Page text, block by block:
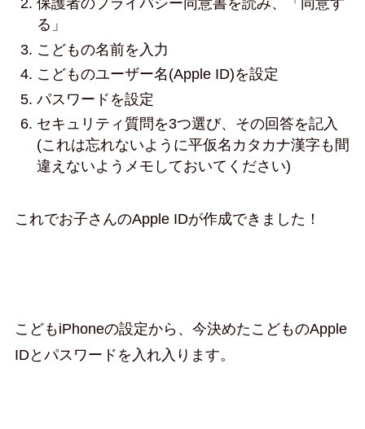
保護者のプライバシー同意書を読み、「同意す
る」
こどもの名前を入力
こどものユーザー名(Apple ID)を設定
パスワードを設定
セキュリティ質問を3つ選び、その回答を記入
(これは忘れないように平仮名カタカナ漢字も間
違えないようメモしておいてください)
これでお子さんのApple IDが作成できました！
こどもiPhoneの設定から、今決めたこどものApple
IDとパスワードを入れ入ります。